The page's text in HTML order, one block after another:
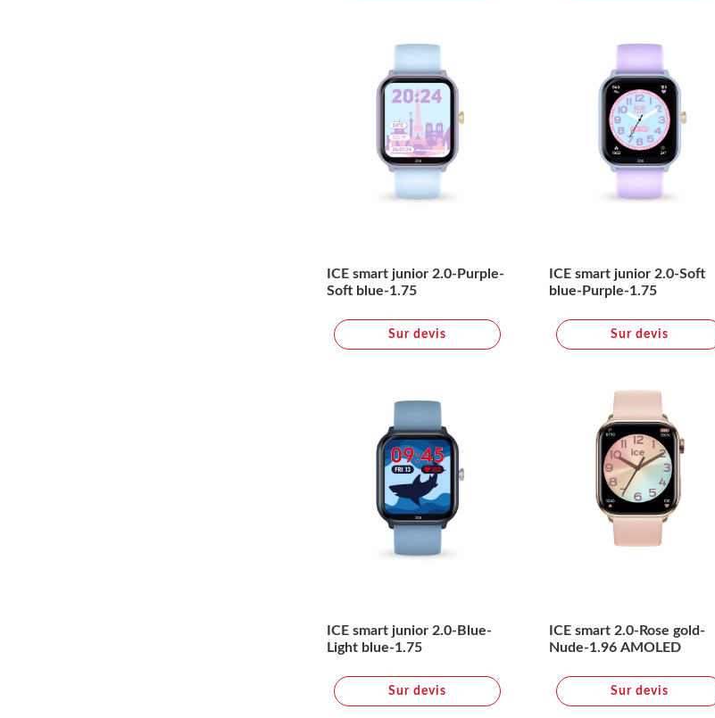
ICE smart junior 2.0-Purple-
Soft blue-1.75
Sur devis
ICE smart junior 2.0-Soft
blue-Purple-1.75
Sur devis
ICE smart junior 2.0-Blue-
Light blue-1.75
Sur devis
ICE smart 2.0-Rose gold-
Nude-1.96 AMOLED
Sur devis